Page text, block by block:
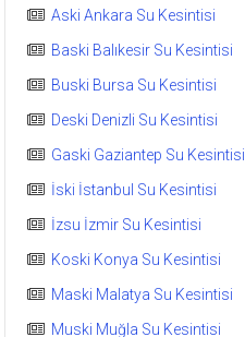
Aski Ankara Su Kesintisi
Baski Balıkesir Su Kesintisi
Buski Bursa Su Kesintisi
Deski Denizli Su Kesintisi
Gaski Gaziantep Su Kesintisi
İski İstanbul Su Kesintisi
İzsu İzmir Su Kesintisi
Koski Konya Su Kesintisi
Maski Malatya Su Kesintisi
Muski Muğla Su Kesintisi